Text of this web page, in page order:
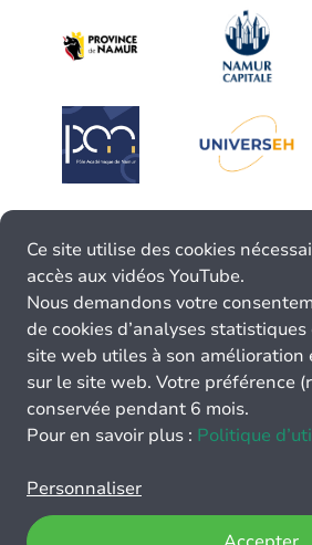
Ce site utilise des cookies
accès aux vidéos YouTube.
Nous demandons votre
de cookies d’analyses
site web utiles à son amélioration
sur le site web. Votre préférence
conservée pendant 6 mois.
Pour en savoir plus : Politique
Personnaliser